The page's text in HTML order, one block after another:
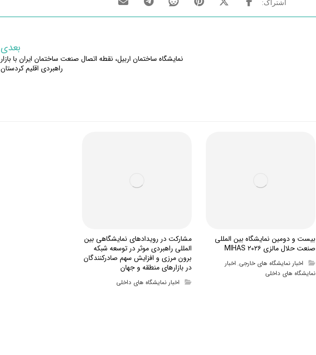
بعدی
نمایشگاه ساختمان اربیل، نقطه اتصال صنعت ساختمان ایران با بازار
راهبردی اقلیم کردستان
بیست و دومین نمایشگاه بین المللی
صنعت حلال مالزی MIHAS ۲۰۲۶
اخبار نمایشگاه های خارجی, اخبار
نمایشگاه های داخلی
مشارکت در رویدادهای نمایشگاهی بین
المللی راهبردی موثر در توسعه شبکه
برون مرزی و افزایش سهم صادرکنندگان
در بازارهای منطقه و جهان
اخبار نمایشگاه های داخلی